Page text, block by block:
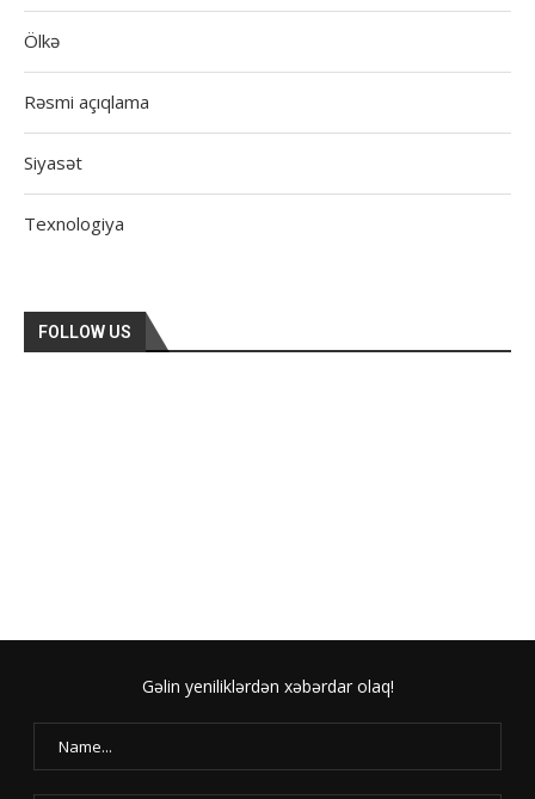
Ölkə
Rəsmi açıqlama
Siyasət
Texnologiya
FOLLOW US
Gəlin yeniliklərdən xəbərdar olaq!